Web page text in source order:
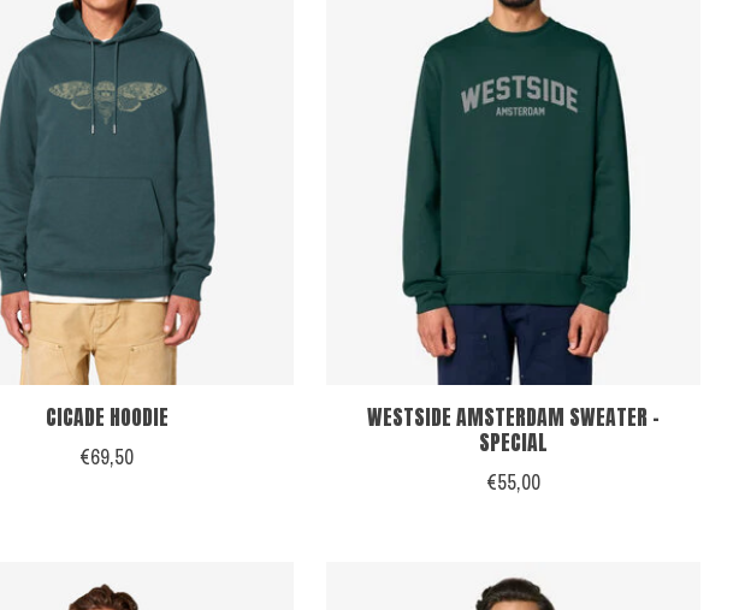
CICADE HOODIE
€69,50
WESTSIDE AMSTERDAM SWEATER -
SPECIAL
€55,00